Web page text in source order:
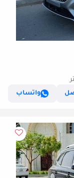
واتساب